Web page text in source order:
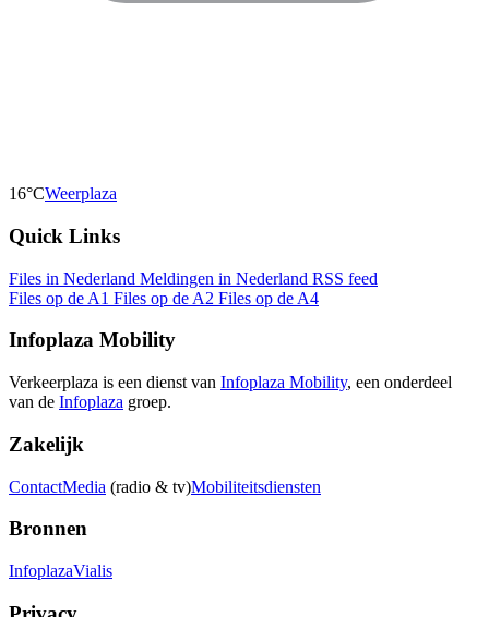
16°CWeerplaza
Quick Links
Files in Nederland Meldingen in Nederland RSS feed
Files op de A1 Files op de A2 Files op de A4
Infoplaza Mobility
Verkeerplaza is een dienst van Infoplaza Mobility, een onderdeel
van de Infoplaza groep.
Zakelijk
ContactMedia (radio & tv)Mobiliteitsdiensten
Bronnen
InfoplazaVialis